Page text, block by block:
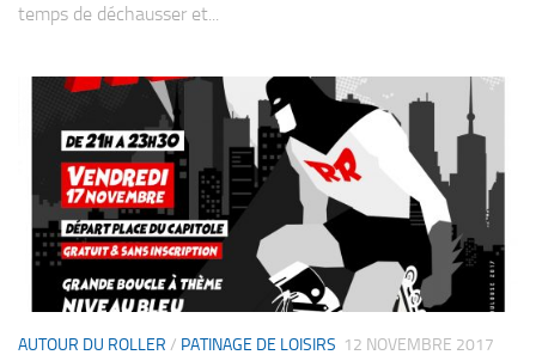
temps de déchausser et...
AUTOUR DU ROLLER / PATINAGE DE LOISIRS 12 NOVEMBRE 2017